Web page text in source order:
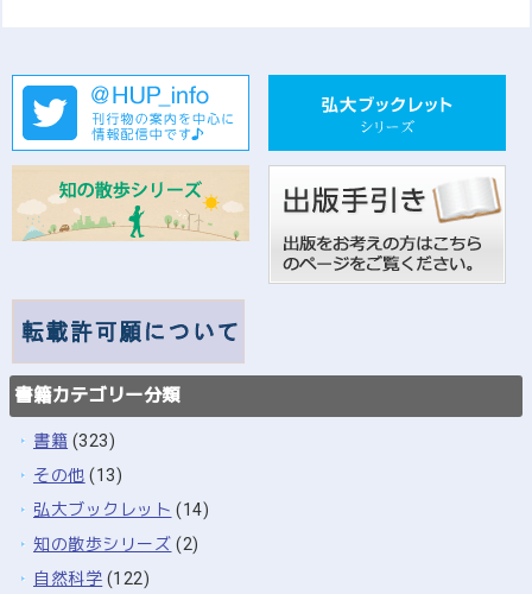
書籍カテゴリー分類
書籍 (323)
その他 (13)
弘大ブックレット (14)
知の散歩シリーズ (2)
自然科学 (122)